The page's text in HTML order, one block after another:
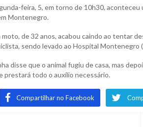
feira, 5, em torno de 10h30,
Montenegro.
de 32 anos, acabou caindo ao tentar
sendo levado ao Hospital Montenegro
disse que o animal fugiu de casa, mas
prestará todo o auxílio necessário.
Compartilhar no Facebook